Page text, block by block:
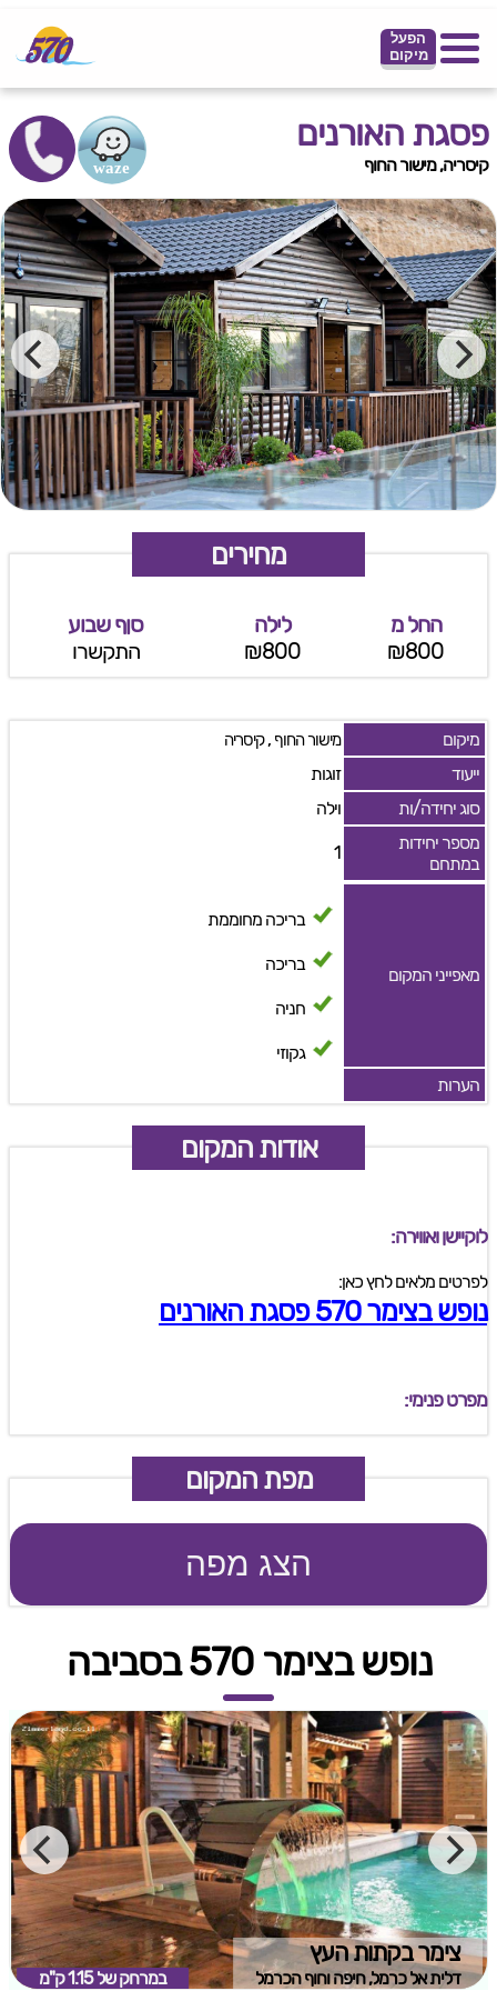
הפעל
מיקום
פסגת האורנים
קיסריה, מישור החוף
מחירים
החל מ
₪800
לילה
₪800
סןף שבוע
התקשרו
מיקום מישור החוף,קיסריה
ייעוד
זוגות
סוג יחידה/ות
וילה
מספר יחידות
במתחם
1
מאפייני המקום
בריכה מחוממת
בריכה
חניה
גקוזי
הערות
אודות המקום
לוקיישן ואווירה:
לפרטים מלאים לחץ כאן:
נופש בצימר 570 פסגת האורנים
מפרט פנימי:
מפת המקום
הצג מפה
נופש בצימר 570 בסביבה
צימר בקתות העץ
דלית אל כרמל, חיפה וחוף הכרמל במרחק של 1.15 ק"מ